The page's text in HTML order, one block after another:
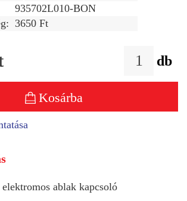
935702L010-BON
3650 Ft
db
Kosárba
ablak kapcsoló